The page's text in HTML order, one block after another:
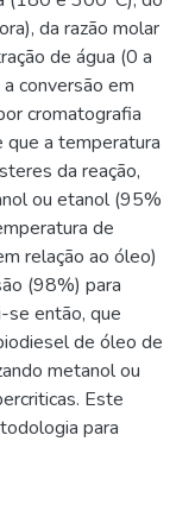
da razão molar
de água (0 a
conversão em
cromatografia
que a temperatura
da reação,
ou etanol (95%
de
relação ao óleo)
(98%) para
se então, que
de óleo de
metanol ou
Este
para